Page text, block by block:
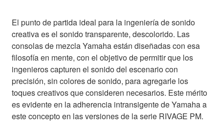
El punto de partida ideal para la ingeniería de sonido
creativa es el sonido transparente, descolorido. Las
consolas de mezcla Yamaha están diseñadas con esa
filosofía en mente, con el objetivo de permitir que los
ingenieros capturen el sonido del escenario con
precisión, sin colores de sonido, para agregarle los
toques creativos que consideren necesarios. Este mérito
es evidente en la adherencia intransigente de Yamaha a
este concepto en las versiones de la serie RIVAGE PM.